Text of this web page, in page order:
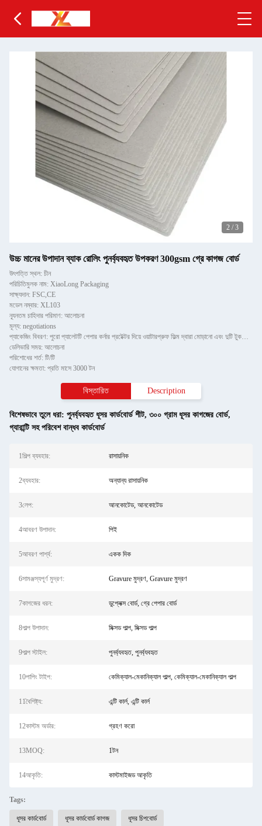
2 / 3
উচ্চ মানের উপাদান ব্যাক রোলিং পুনর্ব্যবহৃত উপকরণ 300gsm গ্রে কাগজ বোর্ড
উৎপত্তি স্থল: চীন
পরিচিতিমুলক নাম: XiaoLong Packaging
সাক্ষ্যদান: FSC,CE
মডেল নম্বার: XL103
ন্যূনতম চাহিদার পরিমাণ: আলোচনা
মূল্য: negotiations
প্যাকেজিং বিবরণ: পুরো প্যালেটটি পেপার কর্নার প্রটেক্টর দিয়ে ওয়াটারপ্রুফ ফিল্ম দ্বারা মোড়ানো এবং দুটি টুকরো টিলের স
ডেলিভারি সময়: আলোচনা
পরিশোধের শর্ত: টি/টি
যোগানের ক্ষমতা: প্রতি মাসে 3000 টন
বিস্তারিত Description
বিশেষভাবে তুলে ধরা: পুনর্ব্যবহৃত ধূসর কার্ডবোর্ড শীট, ৩০০ গ্রাম ধূসর কাগজের বোর্ড,
গ্যারান্টি সহ পরিবেশ বান্ধব কার্ডবোর্ড
1শিল্প ব্যবহার: রাসায়নিক
2ব্যবহার: অন্যান্য রাসায়নিক
3লেপ: আনকোটেড, আনকোটেড
4আবরণ উপাদান: পিই
5আবরণ পার্শ্ব: একক দিক
6সামঞ্জস্যপূর্ণ মুদ্রণ: Gravure মুদ্রণ, Gravure মুদ্রণ
7কাগজের ধরন: ডুপ্লেক্স বোর্ড, গ্রে পেপার বোর্ড
8পাল্প উপাদান: মিক্সড পাল্প, মিক্সড পাল্প
9পাল্প স্টাইল: পুনর্ব্যবহৃত, পুনর্ব্যবহৃত
10পাপিং টাইপ: কেমিক্যাল-মেকানিক্যাল পাল্প, কেমিক্যাল-মেকানিক্যাল পাল্প
11বৈশিষ্ট্য: এন্টি কার্ল, এন্টি কার্ল
12কাস্টম অর্ডার: গ্রহণ করো
13MOQ: 1টন
14আকৃতি: কাস্টমাইজড আকৃতি
Tags:
ধূসর কার্ডবোর্ড ধূসর কার্ডবোর্ড কাগজ ধূসর চিপবোর্ড